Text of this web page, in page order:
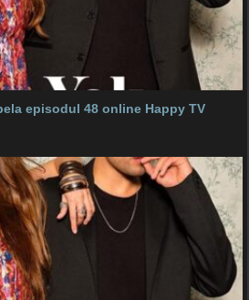
episodul 48 online Happy TV